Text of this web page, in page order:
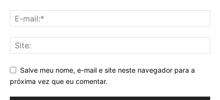
Salve meu nome, e-mail e site neste navegador para a
próxima vez que eu comentar.